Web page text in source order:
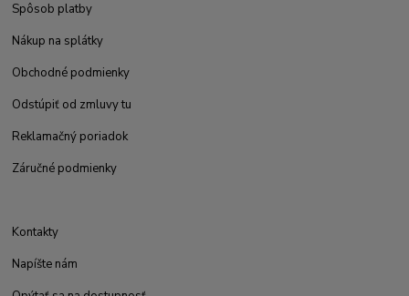
Spôsob platby
Nákup na splátky
Obchodné podmienky
Odstúpiť od zmluvy tu
Reklamačný poriadok
Záručné podmienky
Kontakty
Napíšte nám